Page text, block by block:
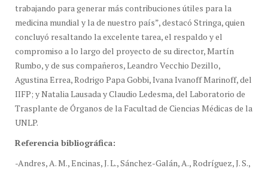
trabajando para generar más contribuciones útiles para la
medicina mundial y la de nuestro país”, destacó Stringa, quien
concluyó resaltando la excelente tarea, el respaldo y el
compromiso a lo largo del proyecto de su director, Martín
Rumbo, y de sus compañeros, Leandro Vecchio Dezillo,
Agustina Errea, Rodrigo Papa Gobbi, Ivana Ivanoff Marinoff, del
IIFP; y Natalia Lausada y Claudio Ledesma, del Laboratorio de
Trasplante de Órganos de la Facultad de Ciencias Médicas de la
UNLP.
Referencia bibliográfica:
-Andres, A. M., Encinas, J. L., Sánchez-Galán, A., Rodríguez, J. S.,